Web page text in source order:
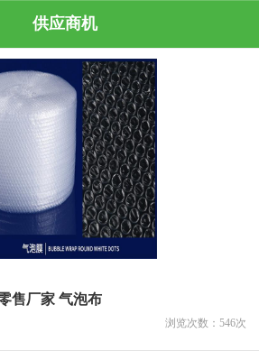
供应商机
售厂家 气泡布
浏览次数： 546次